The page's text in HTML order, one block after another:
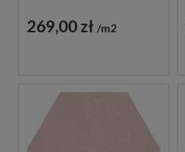
269,00 zł m2